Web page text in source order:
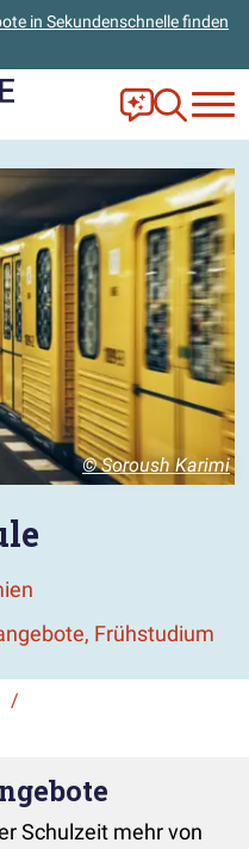
in Sekundenschnelle finden
Frag Ella!
Zur
Frühstudium
© Soroush Karimi
/
Schulzeit mehr von